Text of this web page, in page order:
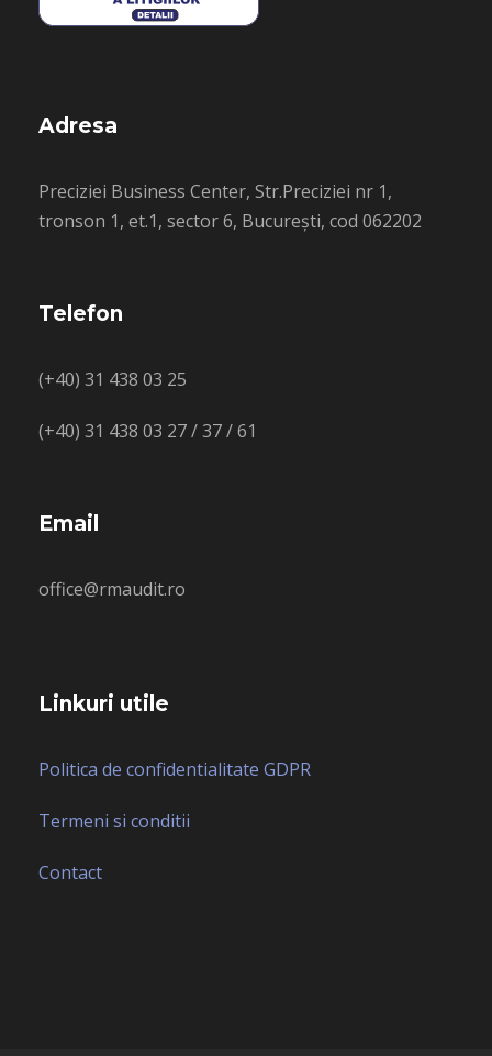
Adresa
Preciziei Business Center, Str.Preciziei nr 1,
tronson 1, et.1, sector 6, București, cod 062202
Telefon
(+40) 31 438 03 25
(+40) 31 438 03 27 / 37 / 61
Email
office@rmaudit.ro
Linkuri utile
Politica de confidentialitate GDPR
Termeni si conditii
Contact